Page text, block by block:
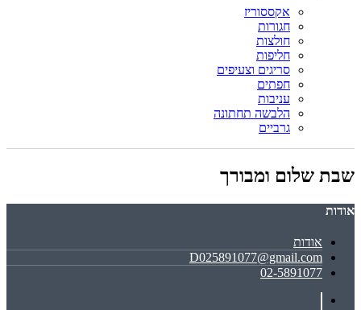
אקססוריז
חגורות
חולצות
חליפות
סריגים וצעיפים
חפתים
עניבות
הלבשה תחתונה
גרביים
שבת שלום ומבורך
אודות
אודות
D025891077@gmail.com
02-5891077